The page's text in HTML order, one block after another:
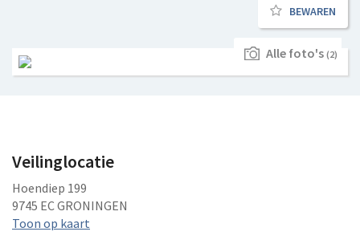
BEWAREN
Alle foto's (2)
Veilinglocatie
Hoendiep 199
9745 EC GRONINGEN
Toon op kaart